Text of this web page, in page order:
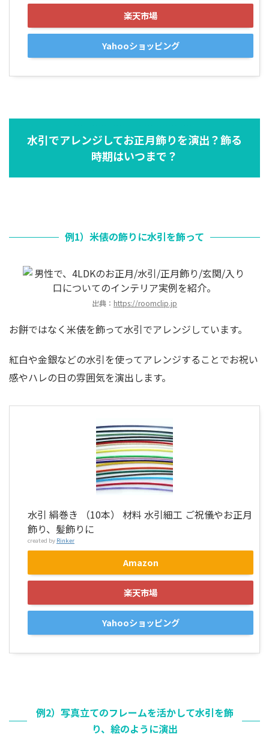
楽天市場
Yahooショッピング
水引でアレンジしてお正月飾りを演出？飾る
時期はいつまで？
例1）米俵の飾りに水引を飾って
出典： https://roomclip.jp
お餅ではなく米俵を飾って水引でアレンジしています。
紅白や金銀などの水引を使ってアレンジすることでお祝い
感やハレの日の雰囲気を演出します。
水引 絹巻き （10本） 材料 水引細工 ご祝儀やお正月
飾り、髪飾りに
created by Rinker
Amazon
楽天市場
Yahooショッピング
例2）写真立てのフレームを活かして水引を飾
り、絵のように演出